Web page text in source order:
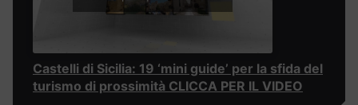
Castelli di Sicilia: 19 ‘mini guide’ per la sfida del
turismo di prossimità CLICCA PER IL VIDEO